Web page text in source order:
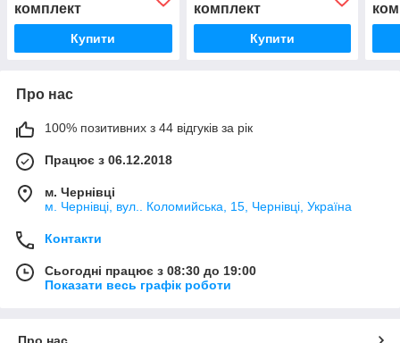
комплект
Купити
комплект
Купити
Про нас
100% позитивних з 44 відгуків за рік
Працює з 06.12.2018
м. Чернівці
м. Чернівці, вул.. Коломийська, 15, Чернівці, Україна
Контакти
Сьогодні працює з 08:30 до 19:00
Показати весь графік роботи